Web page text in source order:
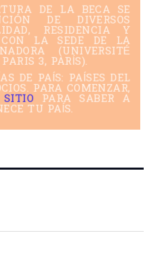
DE LA BECA SE
DE DIVERSOS
RESIDENCIA Y
LA SEDE DE LA
(UNIVERSITÉ
3, PARÍS).
DE PAÍS: PAÍSES DEL
PARA COMENZAR,
SITIO PARA SABER A
TU PAÍS.